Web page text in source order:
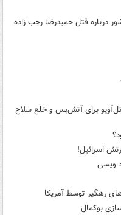
درباره قتل حمیدرضا رجب زاده
تل‌آویو برای آتش‌بس و خلع سلاح
اسرائیل!
ویسی
رهگیر توسط آمریکا
بوکمال